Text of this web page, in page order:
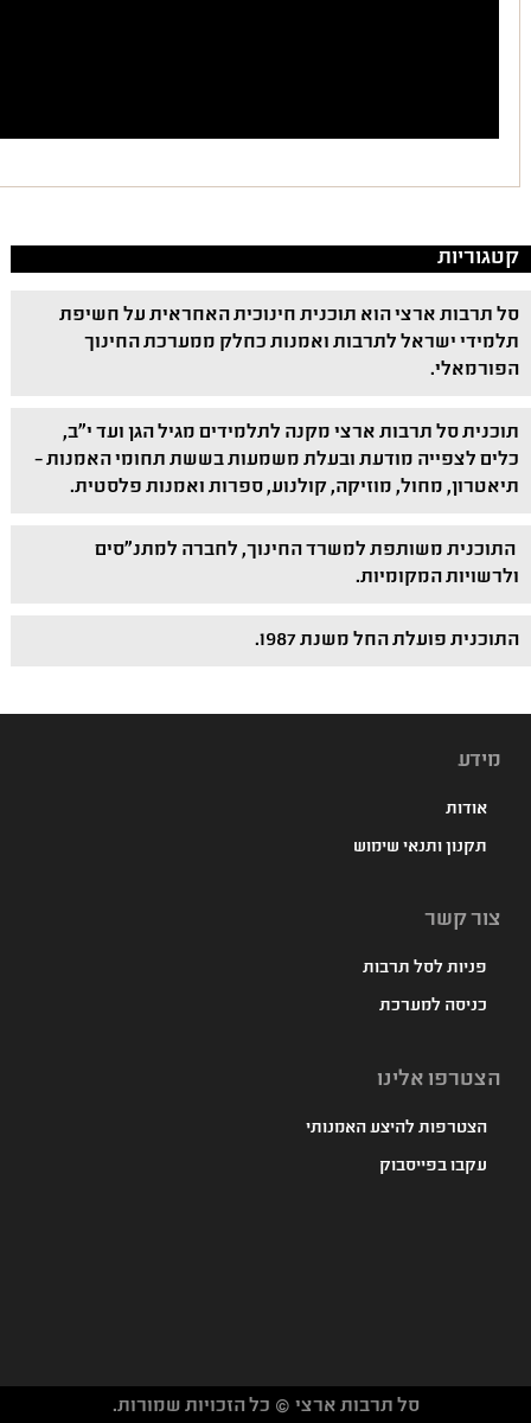
קטגוריות
סל תרבות ארצי הוא תוכנית חינוכית האחראית על חשיפת
תלמידי ישראל לתרבות ואמנות כחלק ממערכת החינוך
הפורמאלי.
תוכנית סל תרבות ארצי מקנה לתלמידים מגיל הגן ועד י"ב,
כלים לצפייה מודעת ובעלת משמעות בששת תחומי האמנות –
תיאטרון, מחול, מוזיקה, קולנוע, ספרות ואמנות פלסטית.
התוכנית משותפת למשרד החינוך, לחברה למתנ"סים
ולרשויות המקומיות.
התוכנית פועלת החל משנת 1987.
מידע
אודות
תקנון ותנאי שימוש
צור קשר
פניות לסל תרבות
כניסה למערכת
הצטרפו אלינו
הצטרפות להיצע האמנותי
עקבו בפייסבוק
סל תרבות ארצי © כל הזכויות שמורות.